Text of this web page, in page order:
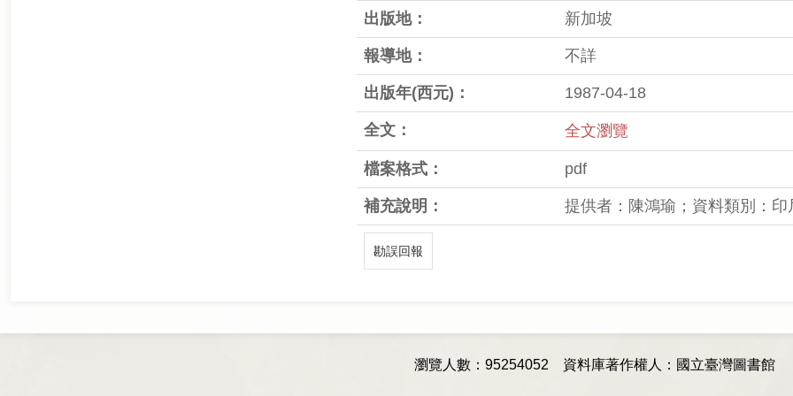
出版地： 新加坡
報導地： 不詳
出版年(西元)： 1987-04-18
全文： 全文瀏覽
檔案格式： pdf
補充說明： 提供者：陳鴻瑜；資料類別：印
勘誤回報
瀏覽人數：95254052 資料庫著作權人：國立臺灣圖書館